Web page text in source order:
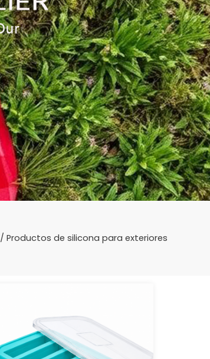
/ Productos de silicona para exteriores